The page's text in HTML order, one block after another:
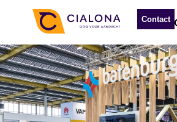
Contact